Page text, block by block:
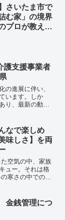
さいたま市で
む家」の境界
プロが教え
の地価の読み
護支援事業者
の進展に伴い、
います。しか
り、最新の動向
護事業者のマー
由に...
なで楽しめ
味しさ】を両
空気の中、家族
ュー。それは格
寒さの中でのバ
キューをより健
金銭管理につ